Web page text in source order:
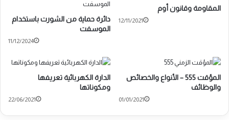
دائرة حماية من الشورت باستخدام
الموسفت
11/12/2024
المقاومة وقانون أوم
12/11/2021
الدارة الكهربائية تعريفها
ومكوناتها
22/06/2021
المؤقت 555 – الأنواع والخصائص
والوظائف
01/01/2021